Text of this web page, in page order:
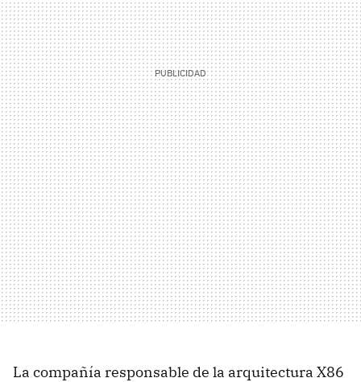
La compañía responsable de la arquitectura X86